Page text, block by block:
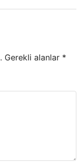
Gerekli alanlar *